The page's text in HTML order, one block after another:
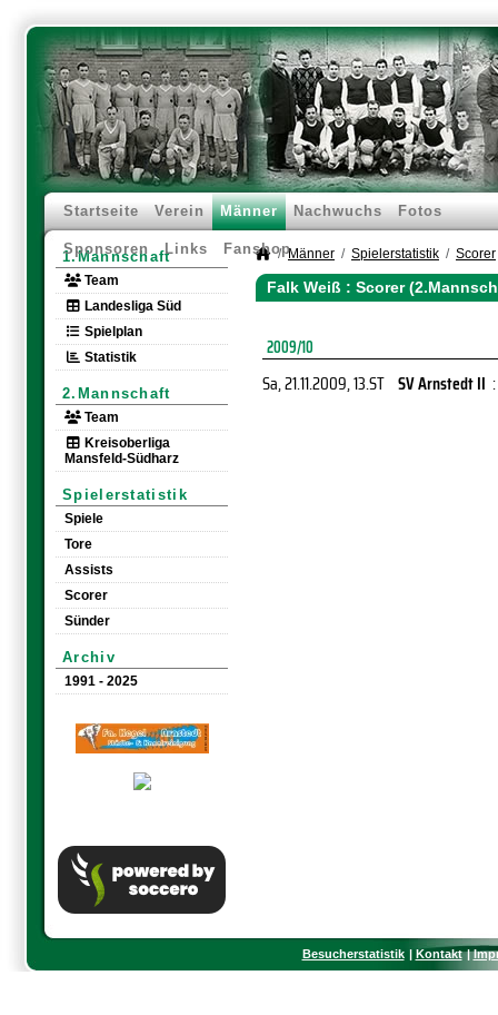
Startseite Verein Männer Nachwuchs Fotos
Sponsoren Links Fanshop
1.Mannschaft
Team
Landesliga Süd
Spielplan
Statistik
2.Mannschaft
Team
Kreisoberliga
Mansfeld-Südharz
Spielerstatistik
Spiele
Tore
Assists
Scorer
Sünder
Archiv
1991 - 2025
Männer Spielerstatistik Scorer
Falk Weiß : Scorer
2009/10
Sa, 21.11.2009, 13.ST SV Arnstedt II :
Besucherstatistik Kontakt